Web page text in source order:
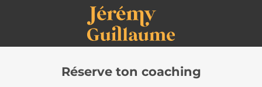
Réserve ton coaching